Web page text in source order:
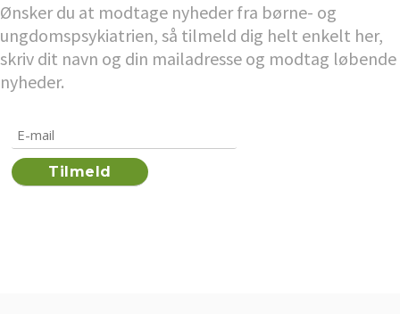
Ønsker du at modtage nyheder fra børne- og
ungdomspsykiatrien, så tilmeld dig helt enkelt her,
skriv dit navn og din mailadresse og modtag løbende
nyheder.